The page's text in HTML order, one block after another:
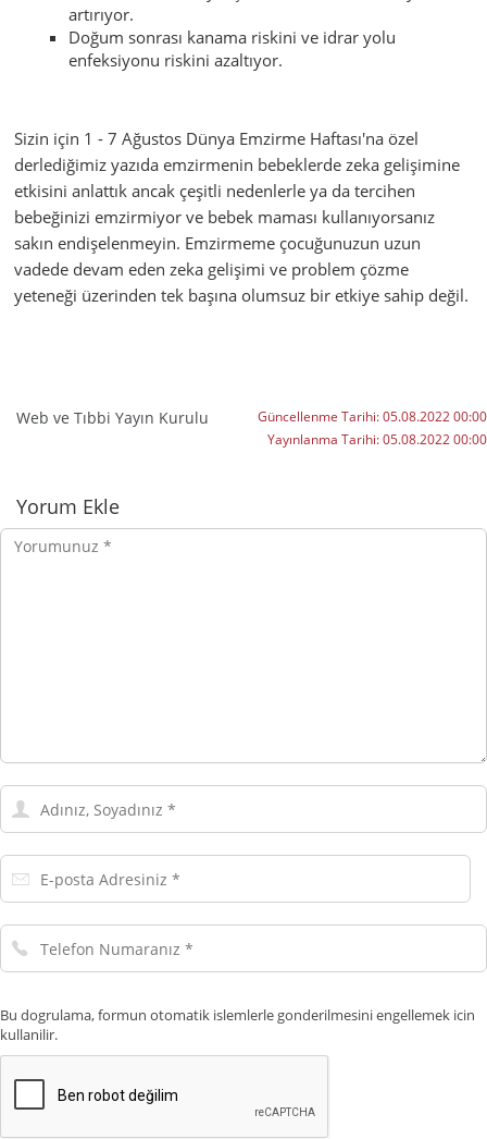
artırıyor.
Doğum sonrası kanama riskini ve idrar yolu
enfeksiyonu riskini azaltıyor.
Sizin için 1 - 7 Ağustos Dünya Emzirme Haftası'na özel
derlediğimiz yazıda emzirmenin bebeklerde zeka gelişimine
etkisini anlattık ancak çeşitli nedenlerle ya da tercihen
bebeğinizi emzirmiyor ve bebek maması kullanıyorsanız
sakın endişelenmeyin. Emzirmeme çocuğunuzun uzun
vadede devam eden zeka gelişimi ve problem çözme
yeteneği üzerinden tek başına olumsuz bir etkiye sahip değil.
Web ve Tıbbi Yayın Kurulu Güncellenme Tarihi:05.08.2022 00:00
Yayınlanma Tarihi:05.08.2022 00:00
Yorumlar
Yorum Ekle
Yorumunuz
Adınız,
Soyadınız
E-
posta
Telefon
Numaranız
Bu dogrulama, formun otomatik islemlerle gonderilmesini engellemek icin
kullanilir.